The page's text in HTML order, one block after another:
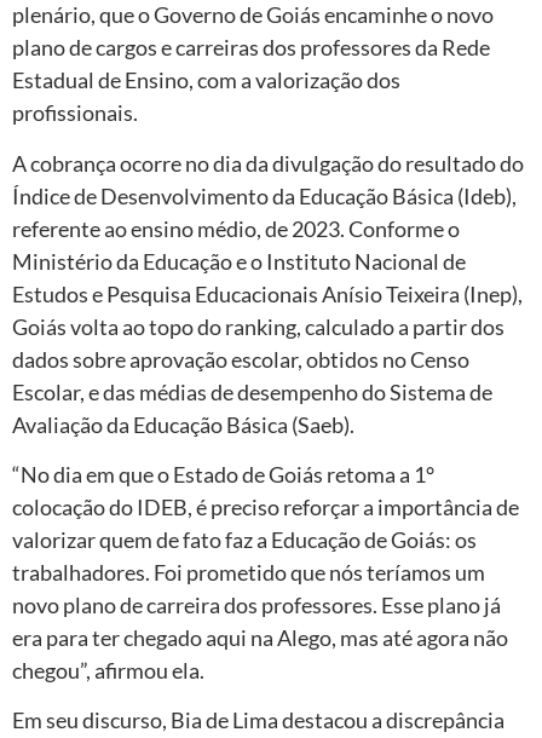
plenário, que o Governo de Goiás encaminhe o novo
plano de cargos e carreiras dos professores da Rede
Estadual de Ensino, com a valorização dos
profissionais.
A cobrança ocorre no dia da divulgação do resultado do
Índice de Desenvolvimento da Educação Básica (Ideb),
referente ao ensino médio, de 2023. Conforme o
Ministério da Educação e o Instituto Nacional de
Estudos e Pesquisa Educacionais Anísio Teixeira (Inep),
Goiás volta ao topo do ranking, calculado a partir dos
dados sobre aprovação escolar, obtidos no Censo
Escolar, e das médias de desempenho do Sistema de
Avaliação da Educação Básica (Saeb).
“No dia em que o Estado de Goiás retoma a 1°
colocação do IDEB, é preciso reforçar a importância de
valorizar quem de fato faz a Educação de Goiás: os
trabalhadores. Foi prometido que nós teríamos um
novo plano de carreira dos professores. Esse plano já
era para ter chegado aqui na Alego, mas até agora não
chegou”, afirmou ela.
Em seu discurso, Bia de Lima destacou a discrepância